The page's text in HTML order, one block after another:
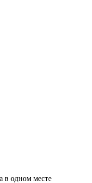
в одном месте